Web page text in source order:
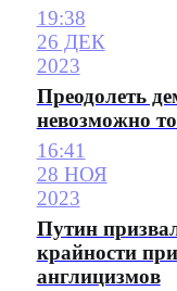
19:38
26 ДЕК
2023
Преодолеть
невозможно
16:41
28 НОЯ
2023
Путин
крайности
англицизмов